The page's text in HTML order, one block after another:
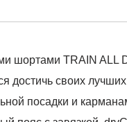
шортами TRAIN ALL
достичь своих
посадки и